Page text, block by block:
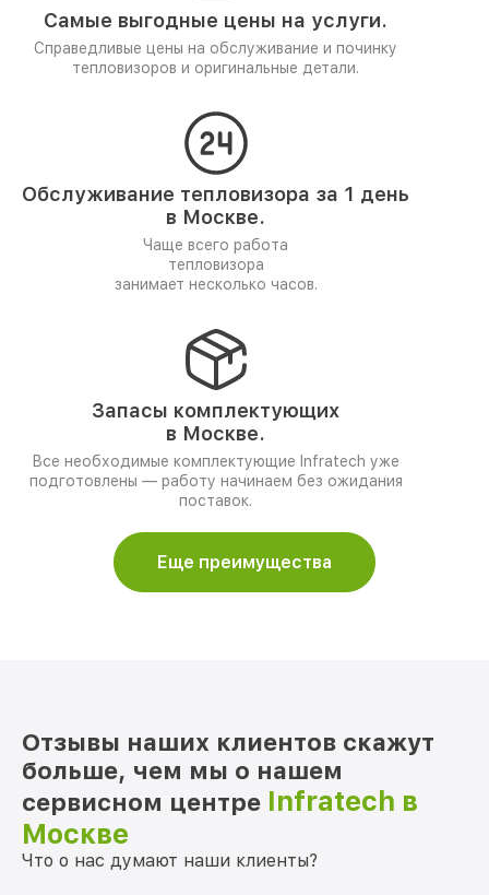
Самые выгодные цены на услуги.
Справедливые цены на обслуживание и починку
тепловизоров и оригинальные детали.
Обслуживание тепловизора за 1 день
в Москве.
Чаще всего работа
тепловизора
занимает несколько часов.
Запасы комплектующих
в Москве.
Все необходимые комплектующие Infratech уже
подготовлены — работу начинаем без ожидания
поставок.
Еще преимущества
Отзывы наших клиентов скажут
больше, чем мы о нашем
сервисном центре Infratech в
Москве
Что о нас думают наши клиенты?